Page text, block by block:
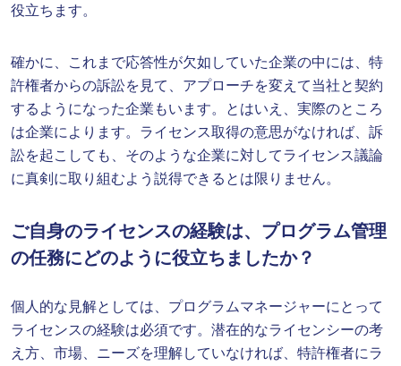
役立ちます。
確かに、これまで応答性が欠如していた企業の中には、特
許権者からの訴訟を見て、アプローチを変えて当社と契約
するようになった企業もいます。とはいえ、実際のところ
は企業によります。ライセンス取得の意思がなければ、訴
訟を起こしても、そのような企業に対してライセンス議論
に真剣に取り組むよう説得できるとは限りません。
ご自身のライセンスの経験は、プログラム管理
の任務にどのように役立ちましたか？
個人的な見解としては、プログラムマネージャーにとって
ライセンスの経験は必須です。潜在的なライセンシーの考
え方、市場、ニーズを理解していなければ、特許権者にラ